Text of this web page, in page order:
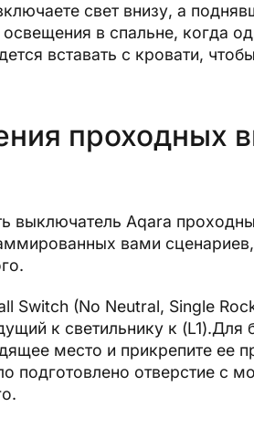
свет внизу, а
в спальне, когда
вставать с кровати,
проходных
выключатель Aqara
вами
Switch (No Neutral, Single
к светильнику к
место и прикрепите ее
подготовлено отверстие с